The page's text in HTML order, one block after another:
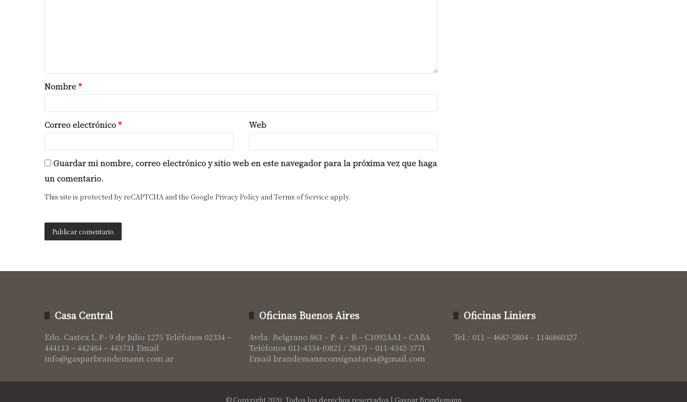
Nombre*
Correo electrónico* Web
Guardar mi nombre, correo electrónico y sitio web en este navegador para la próxima vez que haga
un comentario.
This site is protected by reCAPTCHA and the Google Privacy Policy andTerms of Service apply.
Casa Central
Edo. Castex L.P.- 9 de Julio 1275 Teléfonos 02334 –
444113 – 442484 – 443731 Email
info@gasparbrandemann.com.ar
Oficinas Buenos Aires
Avda. Belgrano 863 – P. 4 – B – C1092AAI – CABA
Teléfonos 011-4334-(0821 / 2847) – 011-4342-3771
Email brandemannconsignataria@gmail.com
Oficinas Liniers
Tel.: 011 – 4687-5804 – 1146860327
© Copyright 2020, Todos los derechos reservados | Gaspar Brandemann